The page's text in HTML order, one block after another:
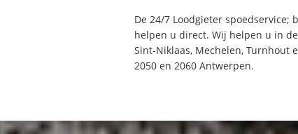
De 24/7 Loodgieter spoedservice;
helpen u direct. Wij helpen u in
Sint-Niklaas, Mechelen, Turnhout
2050 en 2060 Antwerpen.